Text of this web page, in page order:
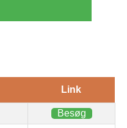
Link
Besøg